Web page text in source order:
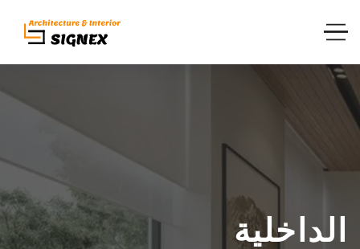
الداخلية